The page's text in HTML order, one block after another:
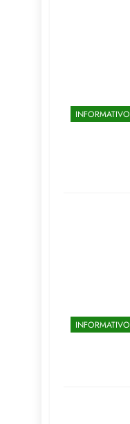
INFORMATIVO
INFORMATIVO